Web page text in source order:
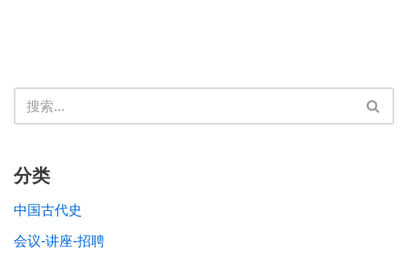
分类
中国古代史
会议-讲座-招聘